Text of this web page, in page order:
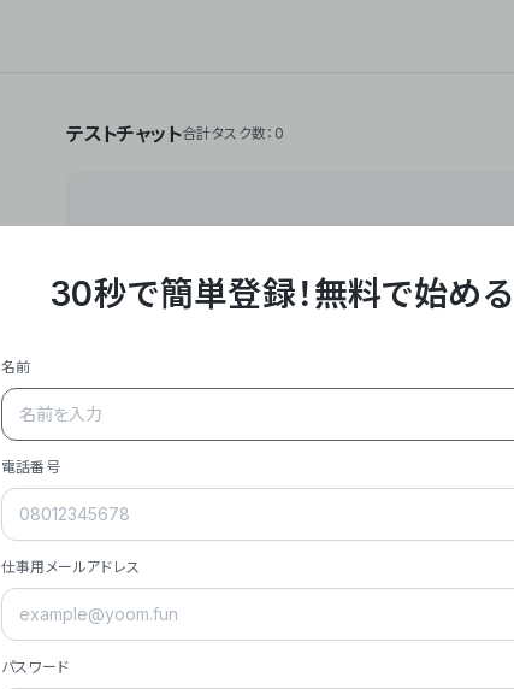
テストチャット合計タスク数：0
**Yoom株式会社は、ビジネスオートメーション
API・RPA・OCRなどの技術をノーコードで組
作業やデスクワークを自動化するサービスを提
- **主力プロダクト「Yoom」**: SaaS連携デー
メール対応、請求書処理、日報作成などの業
- **実績**: 国内利用社数20,000社超、直近
- **強み**: すべての自動化技術を1プラットフ
- **ミッション**: 「We Make Time」 – テクノ
- **ビジョン**: 「Global Business
30秒で簡単登録！無料で始める
名前
電話番号
仕事用メールアドレス
パスワード